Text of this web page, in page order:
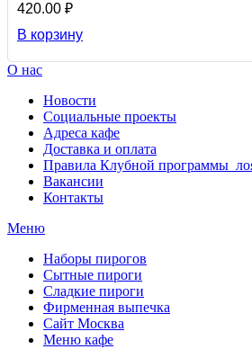
420.00 ₽
В корзину
О нас
Новости
Социальные проекты
Адреса кафе
Доставка и оплата
Правила Клубной программы
Вакансии
Контакты
Меню
Наборы пирогов
Сытные пироги
Сладкие пироги
Фирменная выпечка
Сайт Москва
Меню кафе